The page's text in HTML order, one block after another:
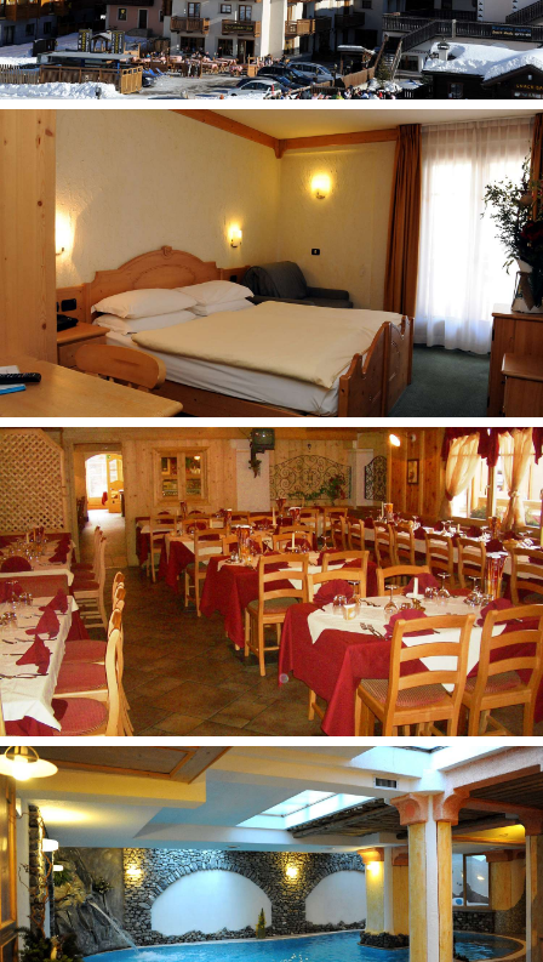
Garažas (mokama)
Liftas
Šildomas slidinėjimo inventoriaus kambarys
Dengtas baseinas
Viešbučio kategorija šalyje – 3*
Kambariai
Standartinis kambarys
Kambario plotas apie 17-23 kv.m
Vonia arba dušas
Tualetas
Bidė
Plaukų džiovintuvas
Chalatai (mokama)
Šlepetės (mokama)
Balkonas (ne visuose kambariuose)
Telefonas
Televizorius
Seifas
Bevielis internetas (mokama)
Maksimalus apgyvendinimas – 3+1
Aktyvus poilsis
Masažas (mokama)
Sūkurinis baseinas (mokama)
Garinė pirtis
Sauna
Vaikams
Lovelės kūdikiams (pagal atskirą užklausimą)
Vaikiškos kėdutės restorane
Auklės paslaugos (pagal atskirą užklausimą, mokama)
Yra specialus valgiaraštis vaikams (pagal atskirą
užklausimą)
Maitinimas
Galimi maitinimo tipai: Pusryčiai ir vakarienė
Pastabos